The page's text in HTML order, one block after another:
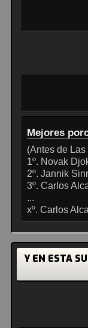
Mejores
(Antes de
1º. Novak
2º. Jannik
3º. Carlos
...
xº. Carlos
Y EN ESTA